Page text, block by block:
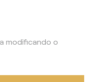
modificando o